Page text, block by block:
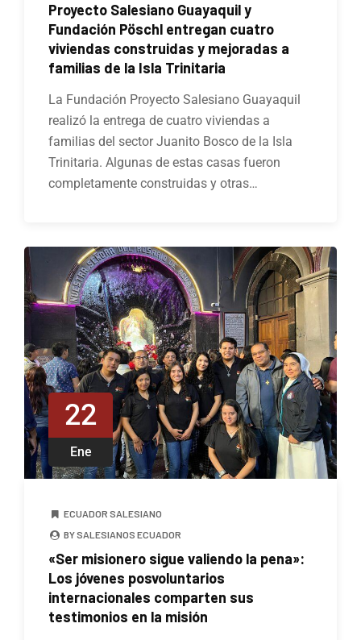
Proyecto Salesiano Guayaquil y
Fundación Pöschl entregan cuatro
viviendas construidas y mejoradas a
familias de la Isla Trinitaria
La Fundación Proyecto Salesiano Guayaquil
realizó la entrega de cuatro viviendas a
familias del sector Juanito Bosco de la Isla
Trinitaria. Algunas de estas casas fueron
completamente construidas y otras…
22
Ene
ECUADOR SALESIANO
BY SALESIANOS ECUADOR
«Ser misionero sigue valiendo la pena»:
Los jóvenes posvoluntarios
internacionales comparten sus
testimonios en la misión